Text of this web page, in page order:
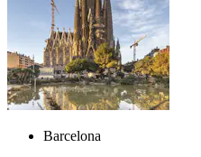
Barcelona